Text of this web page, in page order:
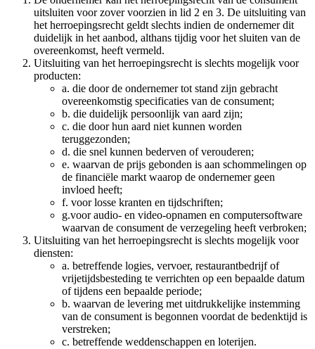
uitsluiten voor zover voorzien in lid 2 en 3. De uitsluiting van
het herroepingsrecht geldt slechts indien de ondernemer dit
duidelijk in het aanbod, althans tijdig voor het sluiten van de
overeenkomst, heeft vermeld.
Uitsluiting van het herroepingsrecht is slechts mogelijk voor
producten:
a. die door de ondernemer tot stand zijn gebracht
overeenkomstig specificaties van de consument;
b. die duidelijk persoonlijk van aard zijn;
c. die door hun aard niet kunnen worden
teruggezonden;
d. die snel kunnen bederven of verouderen;
e. waarvan de prijs gebonden is aan schommelingen op
de financiële markt waarop de ondernemer geen
invloed heeft;
f. voor losse kranten en tijdschriften;
g.voor audio- en video-opnamen en computersoftware
waarvan de consument de verzegeling heeft verbroken;
Uitsluiting van het herroepingsrecht is slechts mogelijk voor
diensten:
a. betreffende logies, vervoer, restaurantbedrijf of
vrijetijdsbesteding te verrichten op een bepaalde datum
of tijdens een bepaalde periode;
b. waarvan de levering met uitdrukkelijke instemming
van de consument is begonnen voordat de bedenktijd is
verstreken;
c. betreffende weddenschappen en loterijen.